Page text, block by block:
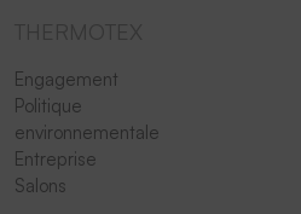
Engagement
Politique
environnementale
Entreprise
Salons